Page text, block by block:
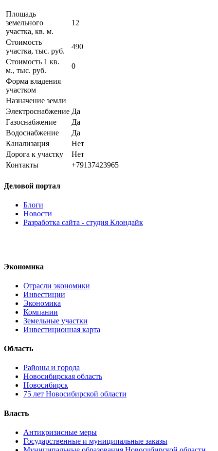
Площадь
земельного
участка, кв. м.
12
Стоимость
участка, тыс. руб.
490
Стоимость 1 кв.
м., тыс. руб.
0
Форма владения
участком
Назначение земли
Электроснабжение Да
Газоснабжение
Да
Водоснабжение
Да
Канализация
Нет
Дорога к участку
Нет
Контакты
+79137423965
Деловой портал
Блоги
Новости
Разработка сайта - студия Клондайк
Экономика
Отрасли экономики
Инвестиции
Экономика
Компании
Земельные участки
Инвестиционная карта
Область
Районы и города
Новосибирская область
Новосибирск
75 лет Новосибирской области
Власть
Антикризисные меры
Государственные и муниципальные заказы